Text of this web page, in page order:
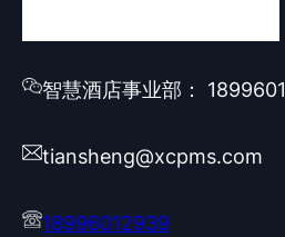
智慧酒店事业部：
tiansheng@xcpms.com
18996012939